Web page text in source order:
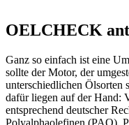
OELCHECK
Ganz so einfach ist eine
sollte der Motor, der
unterschiedlichen Ölsorten
dafür liegen auf der Hand:
entsprechend deutscher
Polyalphaolefinen (PAO),